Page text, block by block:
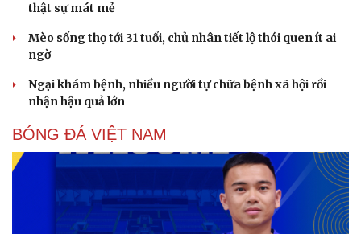
thật sự mát mẻ
Mèo sống thọ tới 31 tuổi, chủ nhân tiết lộ thói quen ít ai
ngờ
Ngại khám bệnh, nhiều người tự chữa bệnh xã hội rồi
nhận hậu quả lớn
BÓNG ĐÁ VIỆT NAM